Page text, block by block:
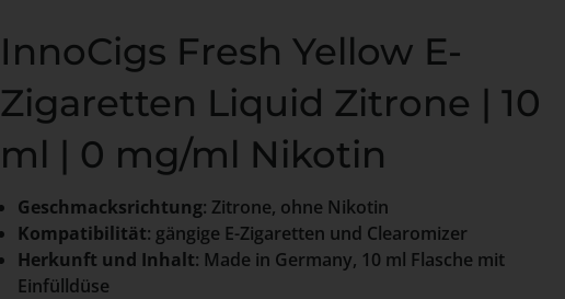
InnoCigs Fresh Yellow E-
Zigaretten Liquid Zitrone | 10
ml | 0 mg/ml Nikotin
Geschmacksrichtung: Zitrone, ohne Nikotin
Kompatibilität: gängige E-Zigaretten und Clearomizer
Herkunft und Inhalt: Made in Germany, 10 ml Flasche mit
Einfülldüse